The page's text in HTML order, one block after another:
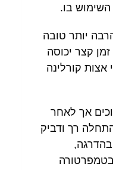
בו.
יותר טובה
קצר יכוסה
אצות קורלינה
אך לאחר
רך ודביק